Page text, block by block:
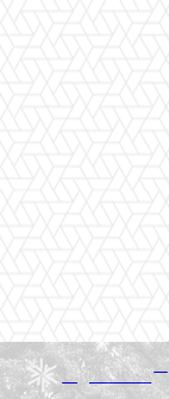
Light News